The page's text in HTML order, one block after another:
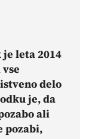
je leta 2014
delo
je,da
ali
pozabi,